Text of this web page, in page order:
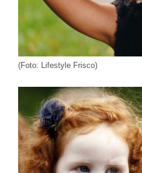
(Foto: Lifestyle Frisco)